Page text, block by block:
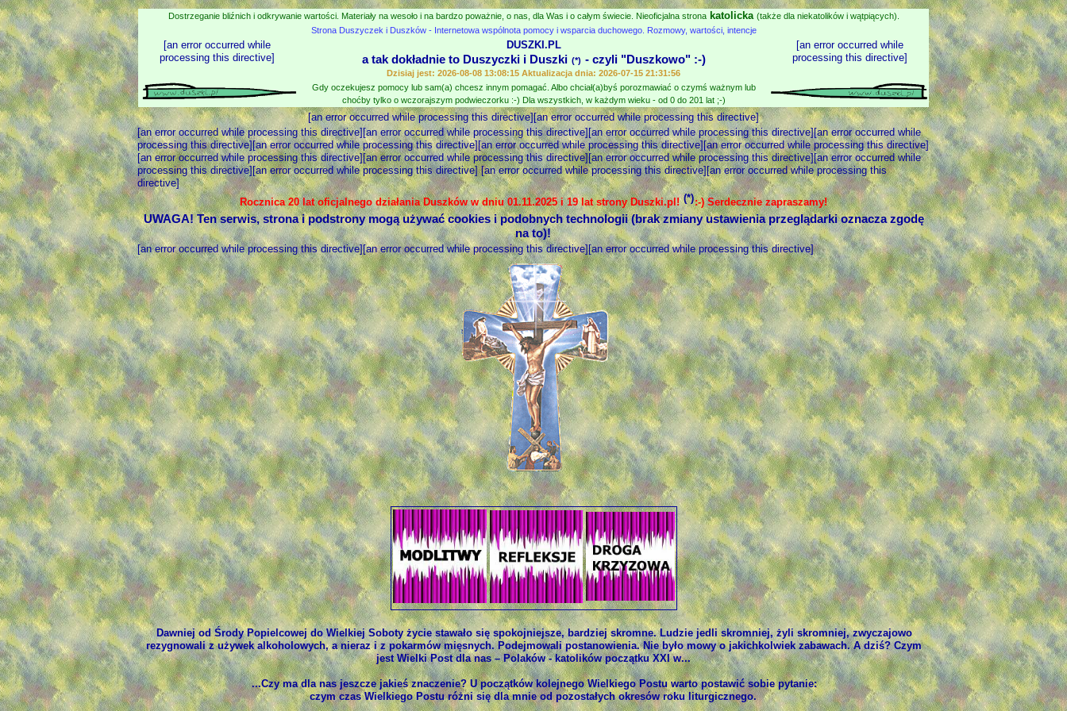
Dostrzeganie bliźnich i odkrywanie wartości. Materiały na wesoło i na bardzo poważnie, o nas, dla Was i o całym świecie. Nieoficjalna strona katolicka (także dla niekatolików i wątpiących).
[an error occurred while
processing this directive]
Strona Duszyczek i Duszków - Internetowa wspólnota pomocy i wsparcia duchowego. Rozmowy, wartości, intencje
DUSZKI.PL
a tak dokładnie to Duszyczki i Duszki (*) - czyli "Duszkowo" :-)
Dzisiaj jest: 2026-08-08 13:08:15 Aktualizacja dnia: 2026-07-15 21:31:56
[an error occurred while
processing this directive]
Gdy oczekujesz pomocy lub sam(a) chcesz innym pomagać. Albo chciał(a)byś porozmawiać o czymś ważnym lub
choćby tylko o wczorajszym podwieczorku :-) Dla wszystkich, w każdym wieku - od 0 do 201 lat ;-)
[an error occurred while processing this directive][an error occurred while processing this directive]
[an error occurred while processing this directive][an error occurred while processing this directive][an error occurred while processing this directive][an error occurred while
processing this directive][an error occurred while processing this directive][an error occurred while processing this directive][an error occurred while processing this directive]
[an error occurred while processing this directive][an error occurred while processing this directive][an error occurred while processing this directive][an error occurred while
processing this directive][an error occurred while processing this directive] [an error occurred while processing this directive][an error occurred while processing this
directive]
Rocznica 20 lat oficjalnego działania Duszków w dniu 01.11.2025 i 19 lat strony Duszki.pl!(*):-) Serdecznie zapraszamy!
UWAGA! Ten serwis, strona i podstrony mogą używać cookies i podobnych technologii (brak zmiany ustawienia przeglądarki oznacza zgodę
na to)!
[an error occurred while processing this directive][an error occurred while processing this directive][an error occurred while processing this directive]
Dawniej od Środy Popielcowej do Wielkiej Soboty życie stawało się spokojniejsze, bardziej skromne. Ludzie jedli skromniej, żyli skromniej, zwyczajowo
rezygnowali z używek alkoholowych, a nieraz i z pokarmów mięsnych. Podejmowali postanowienia. Nie było mowy o jakichkolwiek zabawach. A dziś? Czym
jest Wielki Post dla nas – Polaków - katolików początku XXI w...
...Czy ma dla nas jeszcze jakieś znaczenie? U początków kolejnego Wielkiego Postu warto postawić sobie pytanie:
czym czas Wielkiego Postu różni się dla mnie od pozostałych okresów roku liturgicznego.